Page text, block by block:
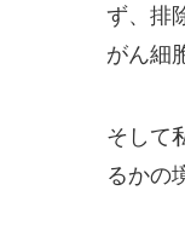
ず、排
がん細
そして
るかの